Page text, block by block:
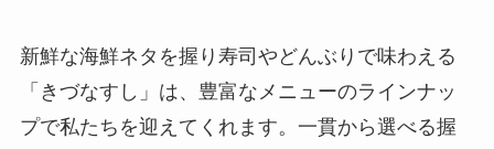
新鮮な海鮮ネタを握り寿司やどんぶりで味わえる
「きづなすし」は、豊富なメニューのラインナッ
プで私たちを迎えてくれます。一貫から選べる握